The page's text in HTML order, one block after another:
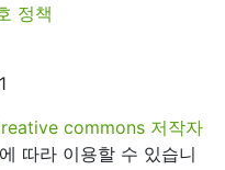
정책
commons 저작자
에 따라 이용할 수 있습니